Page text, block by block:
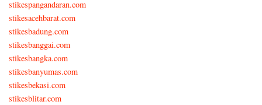
stikespangandaran.com
stikesacehbarat.com
stikesbadung.com
stikesbanggai.com
stikesbangka.com
stikesbanyumas.com
stikesbekasi.com
stikesblitar.com